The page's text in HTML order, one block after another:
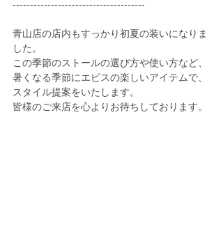
--------------------------------------
青山店の店内もすっかり初夏の装いになりま
した。
この季節のストールの選び方や使い方など、
暑くなる季節にエピスの楽しいアイテムで、
スタイル提案をいたします。
皆様のご来店を心よりお待ちしております。